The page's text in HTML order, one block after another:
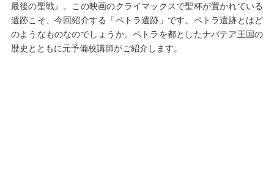
最後の聖戦』。この映画のクライマックスで聖杯が置かれている
遺跡こそ、今回紹介する「ペトラ遺跡」です。ペトラ遺跡とはど
のようなものなのでしょうか。ペトラを都としたナバテア王国の
歴史とともに元予備校講師がご紹介します。